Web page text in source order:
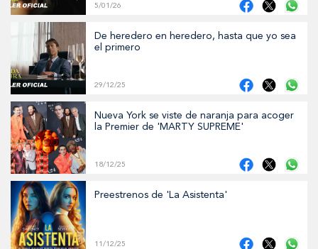
5/01/26
De heredero en heredero, hasta que yo sea
el primero
29/12/25
Nueva York se viste de naranja para acoger
la Premier de 'MARTY SUPREME'
18/12/25
Preestrenos de 'La Asistenta'
11/12/25